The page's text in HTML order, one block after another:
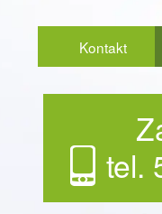
Kontakt
tel.